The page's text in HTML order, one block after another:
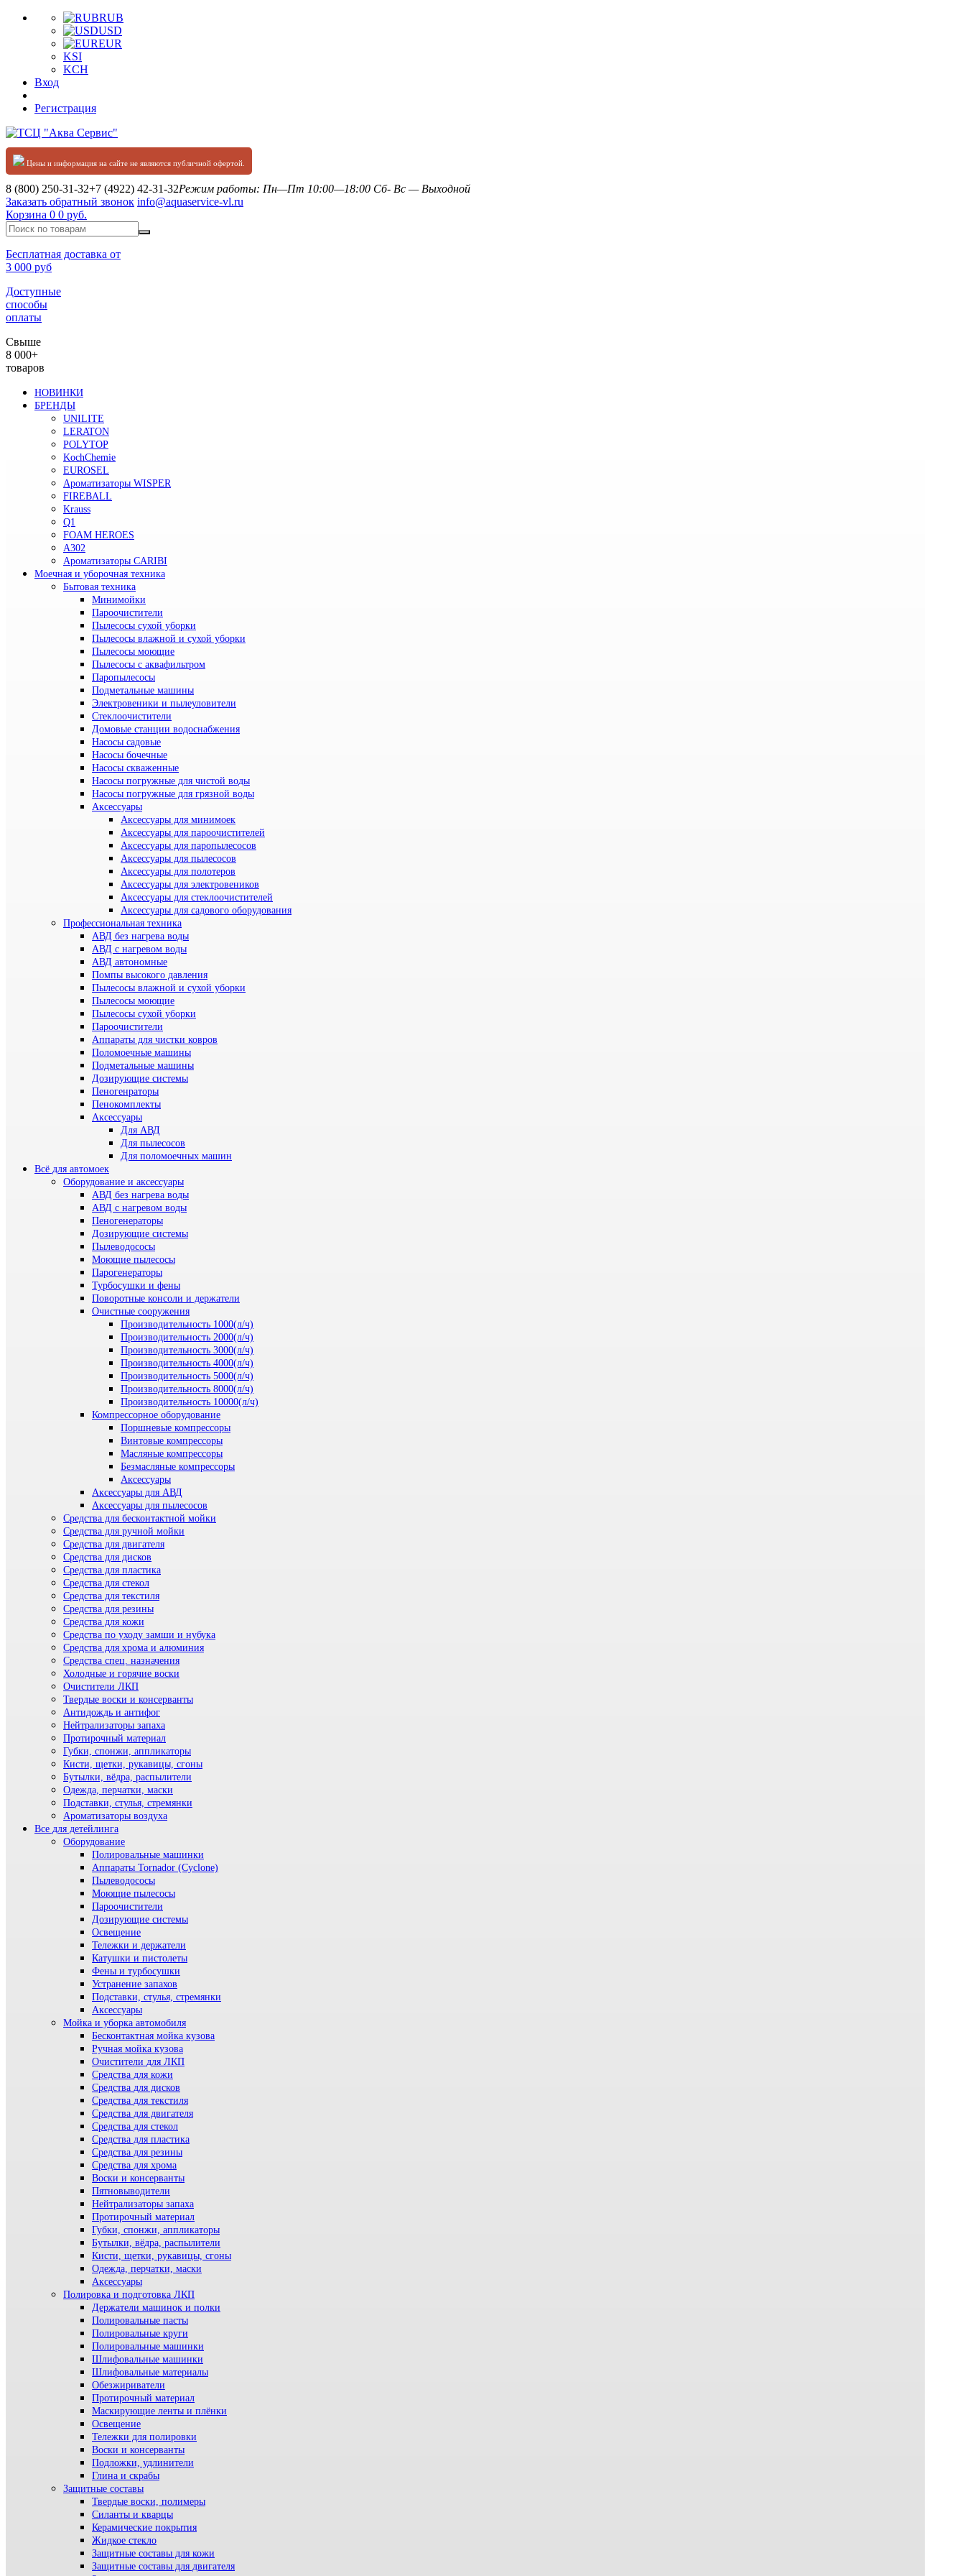
RUB
USD
EUR
KSI
KCH
Вход
Регистрация
Цены и информация на сайте не являются публичной офертой.
8 (800) 250-31-32+7 (4922) 42-31-32Режим работы: Пн—Пт 10:00—18:00 Сб- Вс — Выходной
Заказать обратный звонок info@aquaservice-vl.ru
Корзина 0 0 руб.
Бесплатная доставка от
3 000 руб
Доступные
способы
оплаты
Свыше
8 000+
товаров
НОВИНКИ
БРЕНДЫ
UNILITE
LERATON
POLYTOP
KochChemie
EUROSEL
Ароматизаторы WISPER
FIREBALL
Krauss
Q1
FOAM HEROES
A302
Ароматизаторы CARIBI
Моечная и уборочная техника
Бытовая техника
Минимойки
Пароочистители
Пылесосы сухой уборки
Пылесосы влажной и сухой уборки
Пылесосы моющие
Пылесосы с аквафильтром
Паропылесосы
Подметальные машины
Электровеники и пылеуловители
Стеклоочистители
Домовые станции водоснабжения
Насосы садовые
Насосы бочечные
Насосы скваженные
Насосы погружные для чистой воды
Насосы погружные для грязной воды
Аксессуары
Аксессуары для минимоек
Аксессуары для пароочистителей
Аксессуары для паропылесосов
Аксессуары для пылесосов
Аксессуары для полотеров
Аксессуары для электровеников
Аксессуары для стеклоочистителей
Аксессуары для садового оборудования
Профессиональная техника
АВД без нагрева воды
АВД с нагревом воды
АВД автономные
Помпы высокого давления
Пылесосы влажной и сухой уборки
Пылесосы моющие
Пылесосы сухой уборки
Пароочистители
Аппараты для чистки ковров
Поломоечные машины
Подметальные машины
Дозирующие системы
Пеногенраторы
Пенокомплекты
Аксессуары
Для АВД
Для пылесосов
Для поломоечных машин
Всё для автомоек
Оборудование и аксессуары
АВД без нагрева воды
АВД с нагревом воды
Пеногенераторы
Дозирующие системы
Пылеводососы
Моющие пылесосы
Парогенераторы
Турбосушки и фены
Поворотные консоли и держатели
Очистные сооружения
Производительность 1000(л/ч)
Производительность 2000(л/ч)
Производительность 3000(л/ч)
Производительность 4000(л/ч)
Производительность 5000(л/ч)
Производительность 8000(л/ч)
Производительность 10000(л/ч)
Компрессорное оборудование
Поршневые компрессоры
Винтовые компрессоры
Масляные компрессоры
Безмасляные компрессоры
Аксессуары
Аксессуары для АВД
Аксессуары для пылесосов
Средства для бесконтактной мойки
Средства для ручной мойки
Средства для двигателя
Средства для дисков
Средства для пластика
Средства для стекол
Средства для текстиля
Средства для резины
Средства для кожи
Средства по уходу замши и нубука
Средства для хрома и алюминия
Средства спец. назначения
Холодные и горячие воски
Очистители ЛКП
Твердые воски и консерванты
Антидождь и антифог
Нейтрализаторы запаха
Протирочный материал
Губки, спонжи, аппликаторы
Кисти, щетки, рукавицы, сгоны
Бутылки, вёдра, распылители
Одежда, перчатки, маски
Подставки, стулья, стремянки
Ароматизаторы воздуха
Все для детейлинга
Оборудование
Полировальные машинки
Аппараты Tornador (Cyclone)
Пылеводососы
Моющие пылесосы
Пароочистители
Дозирующие системы
Освещение
Тележки и держатели
Катушки и пистолеты
Фены и турбосушки
Устранение запахов
Подставки, стулья, стремянки
Аксессуары
Мойка и уборка автомобиля
Бесконтактная мойка кузова
Ручная мойка кузова
Очистители для ЛКП
Средства для кожи
Средства для дисков
Средства для текстиля
Средства для двигателя
Средства для стекол
Средства для пластика
Средства для резины
Средства для хрома
Воски и консерванты
Пятновыводители
Нейтрализаторы запаха
Протирочный материал
Губки, спонжи, аппликаторы
Бутылки, вёдра, распылители
Кисти, щетки, рукавицы, сгоны
Одежда, перчатки, маски
Аксессуары
Полировка и подготовка ЛКП
Держатели машинок и полки
Полировальные пасты
Полировальные круги
Полировальные машинки
Шлифовальные машинки
Шлифовальные материалы
Обезжириватели
Протирочный материал
Маскирующие ленты и плёнки
Освещение
Тележки для полировки
Воски и консерванты
Подложки, удлинители
Глина и скрабы
Защитные составы
Твердые воски, полимеры
Силанты и кварцы
Керамические покрытия
Жидкое стекло
Защитные составы для кожи
Защитные составы для двигателя